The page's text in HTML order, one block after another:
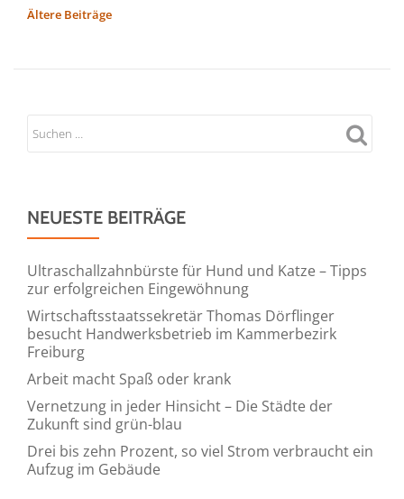
Die
des
unterstützt
Führungskräfte
bei
der
Einführung
von
KI
BEITRAGSNAVIGATION
Ältere Beiträge
NEUESTE BEITRÄGE
Ultraschallzahnbürste für Hund und Katze – Tipps
zur erfolgreichen Eingewöhnung
Wirtschaftsstaatssekretär Thomas Dörflinger
besucht Handwerksbetrieb im Kammerbezirk
Freiburg
Arbeit macht Spaß oder krank
Vernetzung in jeder Hinsicht – Die Städte der
Zukunft sind grün-blau
Drei bis zehn Prozent, so viel Strom verbraucht ein
Aufzug im Gebäude